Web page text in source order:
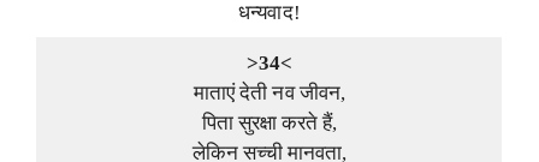
धन्यवाद!
>34<
माताएं देती नव जीवन,
पिता सुरक्षा करते हैं,
लेकिन सच्ची मानवता,